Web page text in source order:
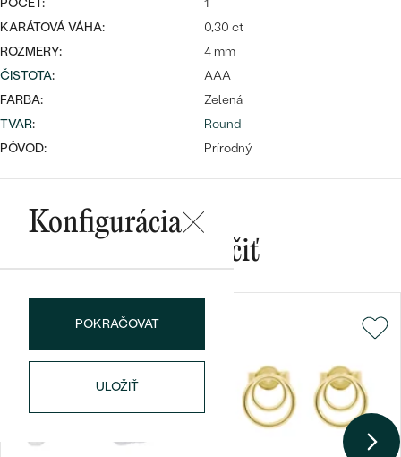
Bestsellery
POČET:
1
KARÁTOVÁ VÁHA:
0,30 ct
ROZMERY:
4 mm
ČISTOTA:
AAA
FARBA:
Zelená
TVAR:
Round
PÔVOD:
Prírodný
Konfigurácia
POKRAČOVAT
ULOŽIŤ
Mohlo by sa vám páčiť